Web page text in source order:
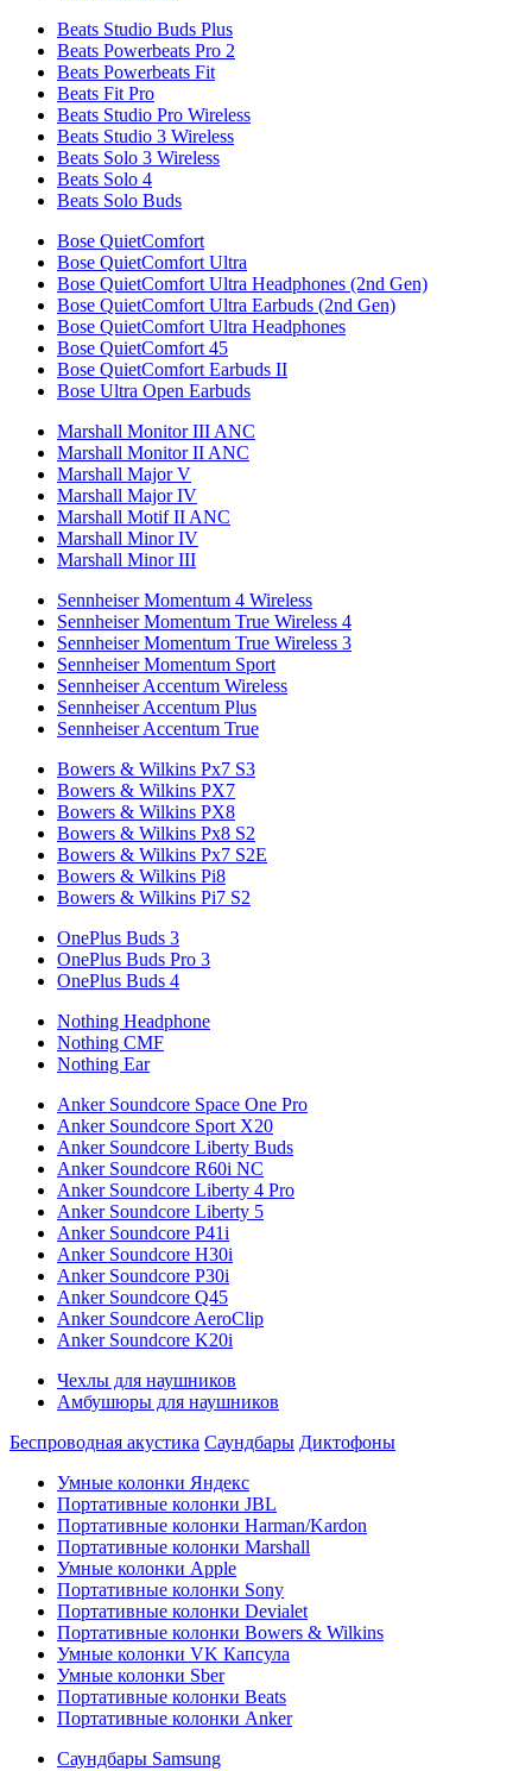
Beats Studio Buds Plus
Beats Powerbeats Pro 2
Beats Powerbeats Fit
Beats Fit Pro
Beats Studio Pro Wireless
Beats Studio 3 Wireless
Beats Solo 3 Wireless
Beats Solo 4
Beats Solo Buds
Bose QuietComfort
Bose QuietComfort Ultra
Bose QuietComfort Ultra Headphones (2nd Gen)
Bose QuietComfort Ultra Earbuds (2nd Gen)
Bose QuietComfort Ultra Headphones
Bose QuietComfort 45
Bose QuietComfort Earbuds II
Bose Ultra Open Earbuds
Marshall Monitor III ANC
Marshall Monitor II ANC
Marshall Major V
Marshall Major IV
Marshall Motif II ANC
Marshall Minor IV
Marshall Minor III
Sennheiser Momentum 4 Wireless
Sennheiser Momentum True Wireless 4
Sennheiser Momentum True Wireless 3
Sennheiser Momentum Sport
Sennheiser Accentum Wireless
Sennheiser Accentum Plus
Sennheiser Accentum True
Bowers & Wilkins Px7 S3
Bowers & Wilkins PX7
Bowers & Wilkins PX8
Bowers & Wilkins Px8 S2
Bowers & Wilkins Px7 S2E
Bowers & Wilkins Pi8
Bowers & Wilkins Pi7 S2
OnePlus Buds 3
OnePlus Buds Pro 3
OnePlus Buds 4
Nothing Headphone
Nothing CMF
Nothing Ear
Anker Soundcore Space One Pro
Anker Soundcore Sport X20
Anker Soundcore Liberty Buds
Anker Soundcore R60i NC
Anker Soundcore Liberty 4 Pro
Anker Soundcore Liberty 5
Anker Soundcore P41i
Anker Soundcore H30i
Anker Soundcore P30i
Anker Soundcore Q45
Anker Soundcore AeroClip
Anker Soundcore K20i
Чехлы для наушников
Амбушюры для наушников
Беспроводная акустика Саундбары Диктофоны
Умные колонки Яндекс
Портативные колонки JBL
Портативные колонки Harman/Kardon
Портативные колонки Marshall
Умные колонки Apple
Портативные колонки Sony
Портативные колонки Devialet
Портативные колонки Bowers & Wilkins
Умные колонки VK Капсула
Умные колонки Sber
Портативные колонки Beats
Портативные колонки Anker
Саундбары Samsung